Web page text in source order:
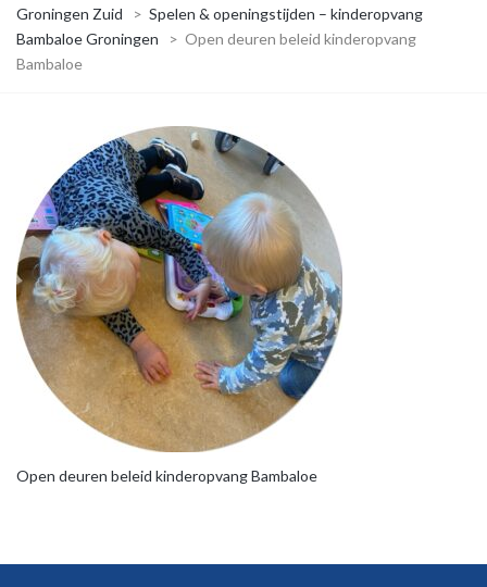
Groningen Zuid
> Spelen & openingstijden – kinderopvang
Bambaloe Groningen
> Open deuren beleid kinderopvang
Bambaloe
Open deuren beleid kinderopvang Bambaloe